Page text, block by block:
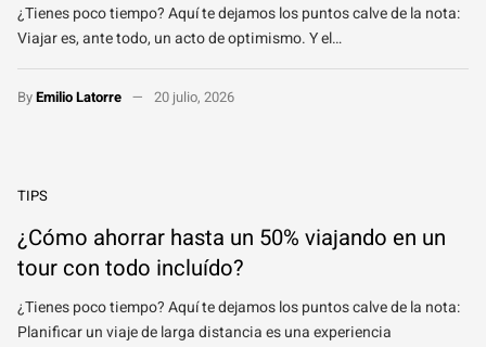
¿Tienes poco tiempo? Aquí te dejamos los puntos calve de la nota:
Viajar es, ante todo, un acto de optimismo. Y el…
ByEmilio Latorre 20 julio, 2026
TIPS
¿Cómo ahorrar hasta un 50% viajando en un
tour con todo incluído?
¿Tienes poco tiempo? Aquí te dejamos los puntos calve de la nota:
Planificar un viaje de larga distancia es una experiencia